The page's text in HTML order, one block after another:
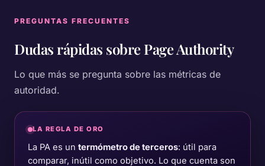
PREGUNTAS FRECUENTES
Dudas rápidas sobrePage Authority
Lo que más se pregunta sobre las métricas de
autoridad.
LA REGLA DE ORO
La PA es un termómetro de terceros: útil para
comparar, inútil como objetivo. Lo que cuenta son